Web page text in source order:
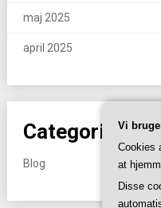
maj 2025
april 2025
Categories
Blog
Vi
Cookies
at
Disse